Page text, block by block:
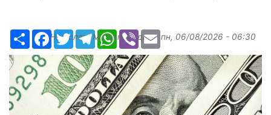
РесурсFacebook
TwitterTelegramWhatsApp
ViberEmail
Надіслав:Margarita, дата: пн, 06/08/2026 - 06:30